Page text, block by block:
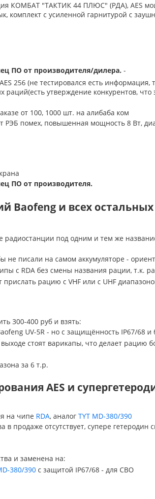
КОМБАТ "ТАКТИК 44 ПЛЮС" (РДА), AES
комплект с усиленной гарнитурой с
ПО от производителя/дилера. -
256 (не тестировался есть
раций(есть утверждение конкурентов,
от 100, 1000 шт. на алибаба ком
РЭБ помех, повышенная мощность 8 Вт,
ПО от производителя.
Baofeng и всех
радиостанции под одним и тем же
не писали на самом аккумуляторе -
с RDA без смены названия рации, т.к.
прислать рацию с VHF или с UHF
300-400 руб и взять:
UV-5R - но с защищённость IP67/68 и
выходе стоят варикапы, что делает
за 6 т.р.
AES и
на чипе RDA, аналог TYT MD-380/390
в продаже отсутствует, супере гетеродин
и заменена на:
380/390 с защитой IP67/68 - для СВО